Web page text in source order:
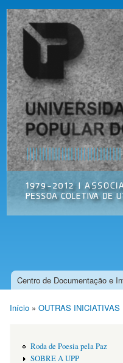
Universidade
Popular do
Porto
Associação
Cultural
Menu principal
Centro de Documentação e
Início » OUTRAS INICIATIVAS
Roda de Poesia pela Paz
SOBRE A UPP